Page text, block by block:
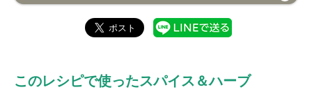
このレシピで使ったスパイス＆ハーブ